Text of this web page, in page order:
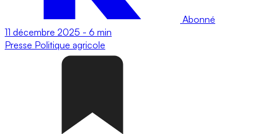
Abonné
11 décembre 2025 - 6 min
Presse Politique agricole